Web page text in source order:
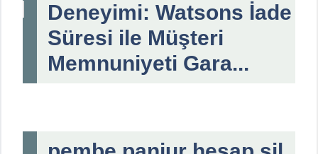
Deneyimi: Watsons İade
Süresi ile Müşteri
Memnuniyeti Gara...